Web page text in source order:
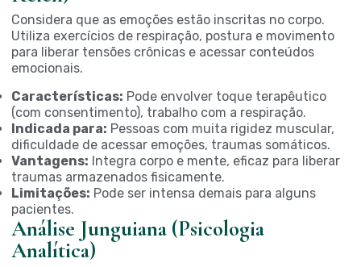
Considera que as emoções estão inscritas no corpo.
Utiliza exercícios de respiração, postura e movimento
para liberar tensões crônicas e acessar conteúdos
emocionais.
Características: Pode envolver toque terapêutico
(com consentimento), trabalho com a respiração.
Indicada para: Pessoas com muita rigidez muscular,
dificuldade de acessar emoções, traumas somáticos.
Vantagens: Integra corpo e mente, eficaz para liberar
traumas armazenados fisicamente.
Limitações: Pode ser intensa demais para alguns
pacientes.
Análise Junguiana (Psicologia
Analítica)